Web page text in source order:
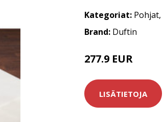
Kategoriat: Pohjat,
Brand: Duftin
277.9 EUR
LISÄTIETOJA